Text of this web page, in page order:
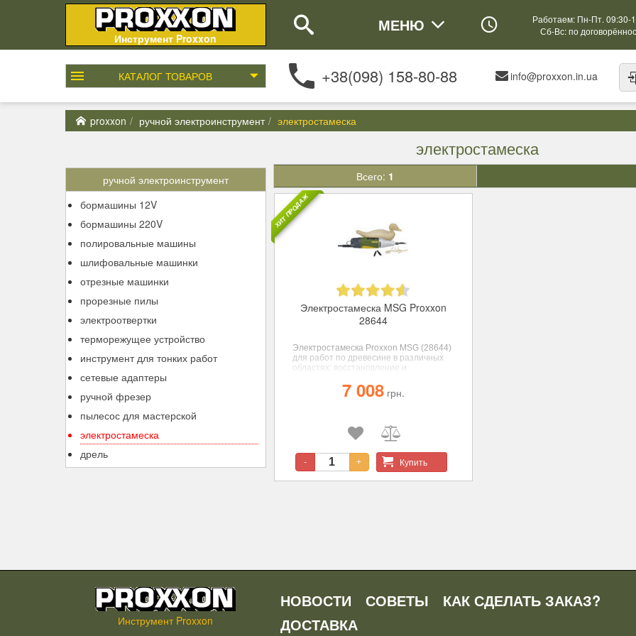
Инструмент Proxxon
МЕНЮ
Работаем: Пн-Пт. 09:30-
Сб-Вс: по
КАТАЛОГТОВАРОВ +38(098) 158-80-88 info@proxxon.in.ua
proxxon ручной электроинструмент электростамеска
электростамеска
ручной электроинструмент
бормашины 12V
бормашины 220V
полировальные машины
шлифовальные машинки
отрезные машинки
прорезные пилы
электроотвертки
терморежущее устройство
инструмент для тонких работ
сетевые адаптеры
ручной фрезер
пылесос для мастерской
электростамеска
дрель
Всего: 1
ХИТ ПРОДАЖ
Электростамеска MSG Proxxon
28644
Электростамеска Proxxon MSG (28644)
для работ по древесине в различных
областях: восстановление и
антиквариата, изготовление
линотипов, снятия лакокрасочного
7 008грн.
- + Купить
Инструмент Proxxon
НОВОСТИ СОВЕТЫ
КАК СДЕЛАТЬ ЗАКАЗ?
ДОСТАВКА